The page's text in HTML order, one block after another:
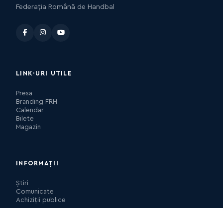
Federația Română de Handbal
LINK-URI UTILE
Presa
Branding FRH
Calendar
Bilete
Magazin
INFORMAȚII
Știri
Comunicate
Achiziții publice